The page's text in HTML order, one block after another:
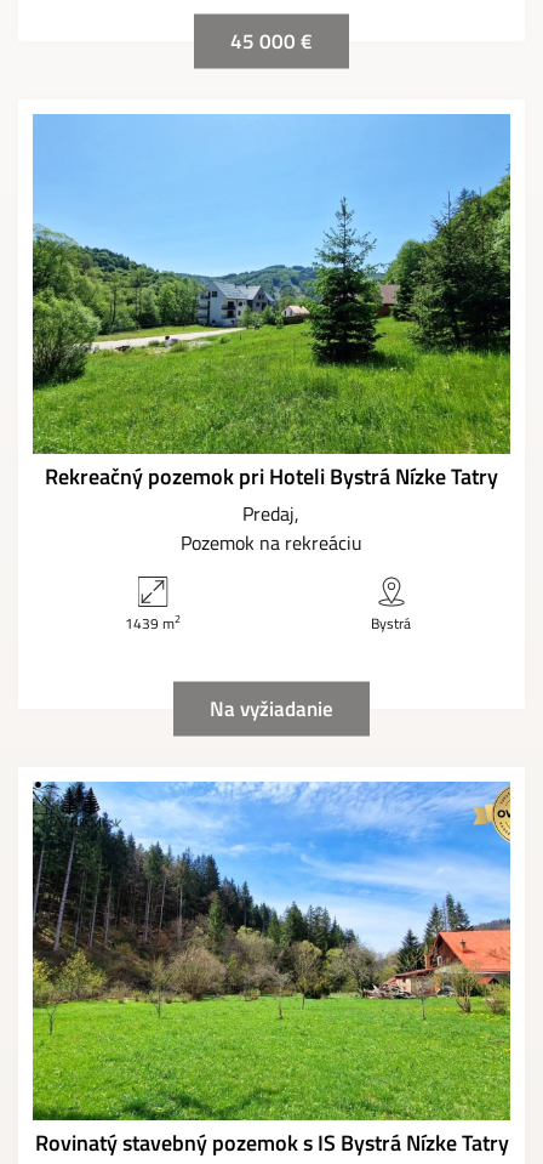
45 000 €
Rekreačný pozemok pri Hoteli Bystrá Nízke Tatry
Predaj
Pozemok na rekreáciu
1439 m2 Bystrá
Na vyžiadanie
Rovinatý stavebný pozemok s IS Bystrá Nízke Tatry